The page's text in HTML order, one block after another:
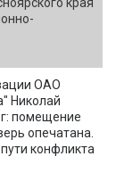
ОАО
Николай
помещение
опечатана.
конфликта